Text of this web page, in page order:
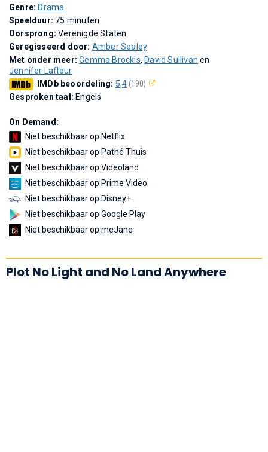
Genre: Drama
Speelduur: 75 minuten
Oorsprong:Verenigde Staten
Geregisseerd door: Amber Sealey
Met onder meer:Gemma Brockis, David Sullivan en
Jennifer Lafleur
IMDb beoordeling: 5,4(190)
Gesproken taal: Engels
On Demand:
Niet beschikbaar op Netflix
Niet beschikbaar op Pathé Thuis
Niet beschikbaar op Videoland
Niet beschikbaar op Prime Video
Niet beschikbaar op Disney+
Niet beschikbaar op Google Play
Niet beschikbaar op meJane
Plot No Light and No Land Anywhere